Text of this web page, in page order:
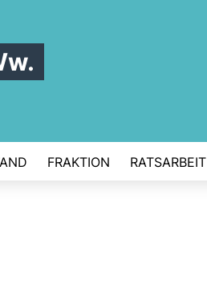
FRAKTION RATSARBEIT